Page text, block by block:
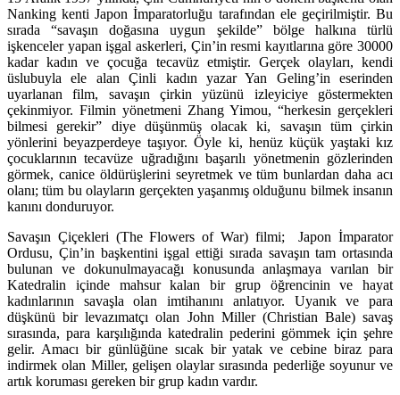
Nanking kenti Japon İmparatorluğu tarafından ele geçirilmiştir. Bu
sırada “savaşın doğasına uygun şekilde” bölge halkına türlü
işkenceler yapan işgal askerleri, Çin’in resmi kayıtlarına göre 30000
kadar kadın ve çocuğa tecavüz etmiştir. Gerçek olayları, kendi
üslubuyla ele alan Çinli kadın yazar Yan Geling’in eserinden
uyarlanan film, savaşın çirkin yüzünü izleyiciye göstermekten
çekinmiyor. Filmin yönetmeni Zhang Yimou, “herkesin gerçekleri
bilmesi gerekir” diye düşünmüş olacak ki, savaşın tüm çirkin
yönlerini beyazperdeye taşıyor. Öyle ki, henüz küçük yaştaki kız
çocuklarının tecavüze uğradığını başarılı yönetmenin gözlerinden
görmek, canice öldürüşlerini seyretmek ve tüm bunlardan daha acı
olanı; tüm bu olayların gerçekten yaşanmış olduğunu bilmek insanın
kanını donduruyor.
Savaşın Çiçekleri (The Flowers of War) filmi; Japon İmparator
Ordusu, Çin’in başkentini işgal ettiği sırada savaşın tam ortasında
bulunan ve dokunulmayacağı konusunda anlaşmaya varılan bir
Katedralin içinde mahsur kalan bir grup öğrencinin ve hayat
kadınlarının savaşla olan imtihanını anlatıyor. Uyanık ve para
düşkünü bir levazımatçı olan John Miller (Christian Bale) savaş
sırasında, para karşılığında katedralin pederini gömmek için şehre
gelir. Amacı bir günlüğüne sıcak bir yatak ve cebine biraz para
indirmek olan Miller, gelişen olaylar sırasında pederliğe soyunur ve
artık koruması gereken bir grup kadın vardır.